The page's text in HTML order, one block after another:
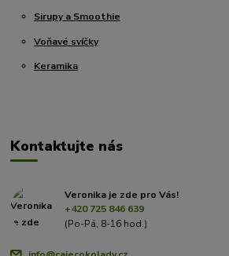
Sirupy a Smoothie
Voňavé svíčky
Keramika
Kontaktujte nás
Veronika je zde pro Vás!
+420 725 846 639
(Po-Pá, 8-16 hod.)